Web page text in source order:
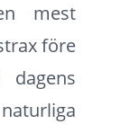
mest
före